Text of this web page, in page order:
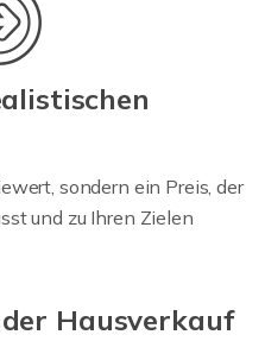
sondern ein Preis, der
und zu Ihren Zielen
Hausverkauf